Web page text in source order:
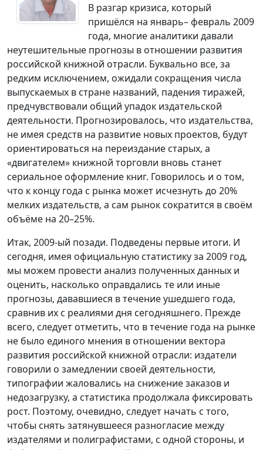
В разгар кризиса, который
пришёлся на январь– февраль 2009
года, многие аналитики давали
неутешительные прогнозы в отношении развития
российской книжной отрасли. Буквально все, за
редким исключением, ожидали сокращения числа
выпускаемых в стране названий, падения тиражей,
предчувствовали общий упадок издательской
деятельности. Прогнозировалось, что издательства,
не имея средств на развитие новых проектов, будут
ориентироваться на переиздание старых, а
«двигателем» книжной торговли вновь станет
сериальное оформление книг. Говорилось и о том,
что к концу года с рынка может исчезнуть до 20%
мелких издательств, а сам рынок сократится в своём
объёме на 20–25%.
Итак, 2009-ый позади. Подведены первые итоги. И
сегодня, имея официальную статистику за 2009 год,
мы можем провести анализ полученных данных и
оценить, насколько оправдались те или иные
прогнозы, дававшиеся в течение ушедшего года,
сравнив их с реалиями дня сегодняшнего. Прежде
всего, следует отметить, что в течение года на рынке
не было единого мнения в отношении вектора
развития российской книжной отрасли: издатели
говорили о замедлении своей деятельности,
типографии жаловались на снижение заказов и
недозагрузку, а статистика продолжала фиксировать
рост. Поэтому, очевидно, следует начать с того,
чтобы снять затянувшееся разногласие между
издателями и полиграфистами, с одной стороны, и